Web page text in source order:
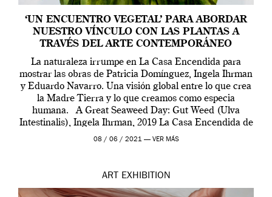
‘UN ENCUENTRO VEGETAL’ PARA ABORDAR
NUESTRO VÍNCULO CON LAS PLANTAS A
TRAVÉS DEL ARTE CONTEMPORÁNEO
La naturaleza irrumpe en La Casa Encendida para
mostrar las obras de Patricia Domínguez, Ingela Ihrman
y Eduardo Navarro. Una visión global entre lo que crea
la Madre Tierra y lo que creamos como especia
humana. A Great Seaweed Day: Gut Weed (Ulva
Intestinalis), Ingela Ihrman, 2019 La Casa Encendida de
Madrid y la Wellcome […]
08 / 06 / 2021 — VER MÁS
ART EXHIBITION